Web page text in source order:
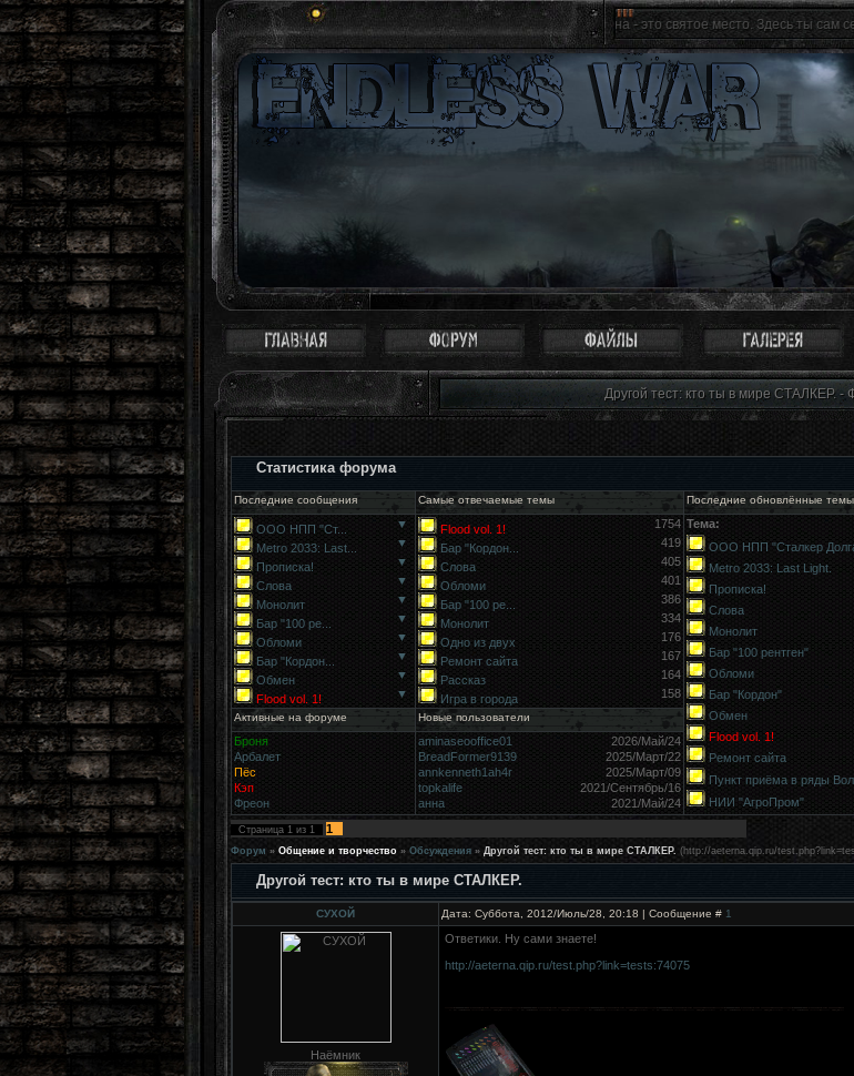
Зона - это святое место. Здесь ты сам себе
Другой тест: кто ты в мире СТАЛКЕР. -
Статистика форума
Последние сообщения Самые отвечаемые темы Последние обновлённые темы
ООО НПП "Ст...
▼
Metro 2033: Last...
▼
Прописка!
▼
Слова
▼
Монолит
▼
Бар "100 ре...
▼
Обломи
▼
Бар "Кордон...
▼
Обмен
▼
Flood vol. 1!
▼
Flood vol. 1!
1754
Бар "Кордон...
419
Слова
405
Обломи
401
Бар "100 ре...
386
Монолит
334
Одно из двух
176
Ремонт сайта
167
Рассказ
164
Игра в города
158
Тема:
ООО НПП "Сталкер
Metro 2033: Last Light.
Прописка!
Слова
Монолит
Бар "100 рентген"
Обломи
Бар "Кордон"
Обмен
Flood vol. 1!
Ремонт сайта
Пункт приёма в ряды
НИИ "АгроПром"
Активные на форуме Новые пользователи
Броня
Арбалет
Пёс
Кэп
Фреон
aminaseooffice01
2026/Май/24
BreadFormer9139
2025/Март/22
annkenneth1ah4r
2025/Март/09
topkalife
2021/Сентябрь/16
анна
2021/Май/24
Страница 1 из 1 1
Форум » Общение и творчество » Обсуждения » Другой тест: кто ты в мире СТАЛКЕР. (http://aeterna.qip.ru/
Другой тест: кто ты в мире СТАЛКЕР.
СУХОЙ Дата: Суббота, 2012/Июль/28, 20:18 | Сообщение # 1
Наёмник
Ответики. Ну сами знаете!
http://aeterna.qip.ru/test.php?link=tests:74075